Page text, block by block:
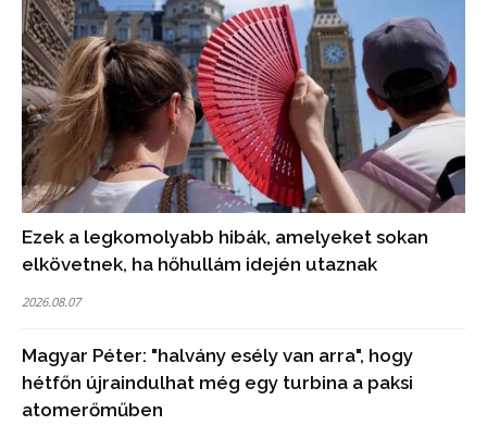
Ezek a legkomolyabb hibák, amelyeket sokan
elkövetnek, ha hőhullám idején utaznak
2026.08.07
Magyar Péter: "halvány esély van arra", hogy
hétfőn újraindulhat még egy turbina a paksi
atomerőműben